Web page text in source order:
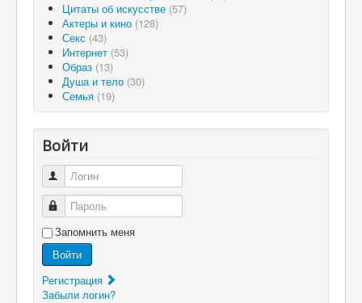
Цитаты об искусстве (57)
Актеры и кино (128)
Секс (43)
Интернет (53)
Образ (13)
Душа и тело (30)
Семья (19)
Войти
Логин
Пароль
Запомнить меня
Войти
Регистрация
Забыли логин?